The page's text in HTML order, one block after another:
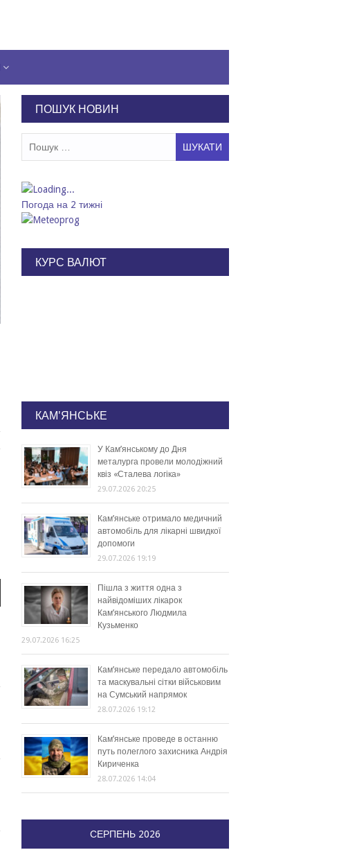
ПОШУК НОВИН
Погода на 2 тижні
КУРС ВАЛЮТ
КАМ'ЯНСЬКЕ
У Кам’янському до Дня
металурга провели молодіжний
квіз «Сталева логіка»
29.07.2026 20:25
Кам’янське отримало медичний
автомобіль для лікарні швидкої
допомоги
29.07.2026 19:19
Пішла з життя одна з
найвідоміших лікарок
Кам’янського Людмила
Кузьменко
29.07.2026 16:25
Кам’янське передало автомобіль
та маскувальні сітки військовим
на Сумський напрямок
28.07.2026 19:12
Кам’янське проведе в останню
путь полеглого захисника Андрія
Кириченка
28.07.2026 14:04
СЕРПЕНЬ 2026